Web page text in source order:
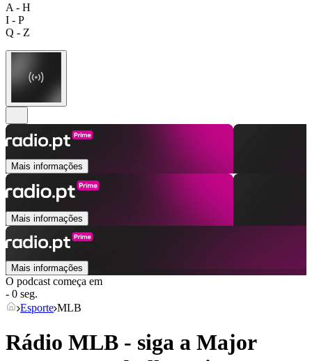
A - H
I - P
Q - Z
Mais informações
Mais informações
Mais informações
O podcast começa em
- 0 seg.
Esporte MLB
Rádio MLB - siga a Major